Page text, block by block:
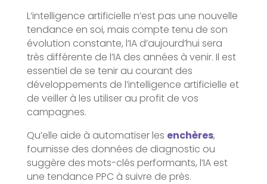
L’intelligence artificielle n’est pas une nouvelle
tendance en soi, mais compte tenu de son
évolution constante, l’IA d’aujourd’hui sera
très différente de l’IA des années à venir. Il est
essentiel de se tenir au courant des
développements de l’intelligence artificielle et
de veiller à les utiliser au profit de vos
campagnes.
Qu’elle aide à automatiser les enchères,
fournisse des données de diagnostic ou
suggère des mots-clés performants, l’IA est
une tendance PPC à suivre de près.